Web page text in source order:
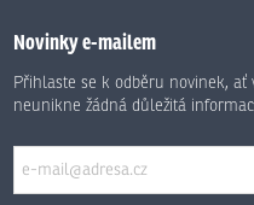
Novinky e-mailem
Přihlaste se k odběru novinek, ať
neunikne žádná důležitá